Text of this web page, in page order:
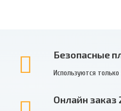
Безопасные
Используются
Онлайн заказ